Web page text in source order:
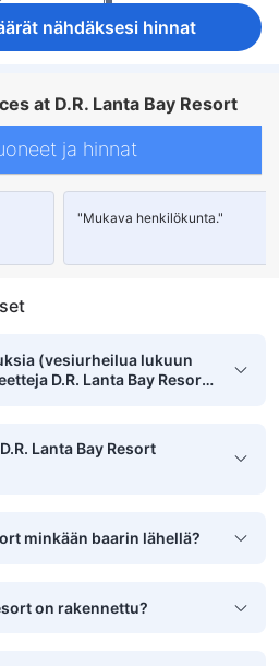
Taitettava vuode
Savuttomia huoneita
nähdäksesi hinnat
at D.R. Lanta Bay Resort
ja hinnat
"Mukava henkilökunta."
(vesiurheilua lukuun
D.R. Lanta Bay Resort
Lanta Bay Resort
minkään baarin lähellä?
on rakennettu?